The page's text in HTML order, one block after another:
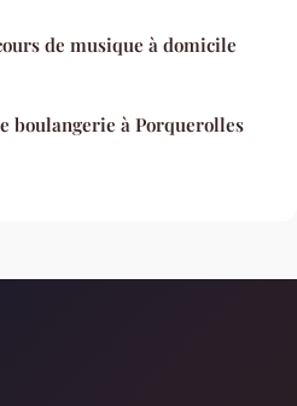
de musique à domicile
boulangerie à Porquerolles